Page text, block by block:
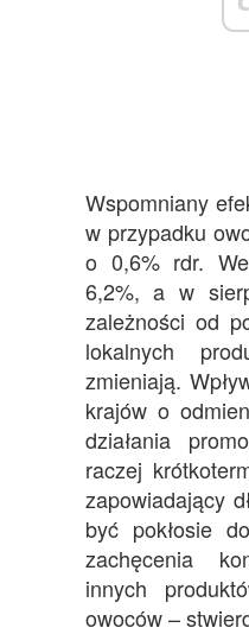
Wspomniany
w przypadku
o 0,6% rdr.
6,2%, a w
zależności od
lokalnych
zmieniają.
krajów o
działania
raczej
zapowiadający
być pokłosie
zachęcenia
innych
owoców –